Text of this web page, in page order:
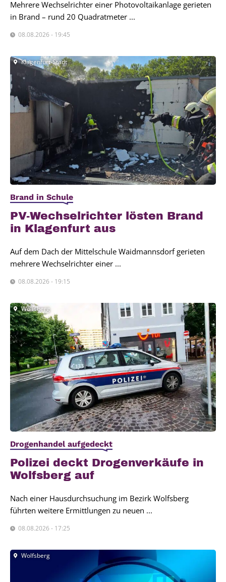
Mehrere Wechselrichter einer Photovoltaikanlage gerieten
in Brand – rund 20 Quadratmeter ...
08.08.2026 - 19:45
Klagenfurt-Stadt
Brand in Schule
PV-Wech­sel­rich­ter lös­ten Brand
in Kla­gen­furt aus
Auf dem Dach der Mittelschule Waidmannsdorf gerieten
mehrere Wechselrichter einer ...
08.08.2026 - 19:15
Wolfsberg
Drogenhandel aufgedeckt
Poli­zei deckt Dro­gen­ver­käu­fe in
Wolfs­berg auf
Nach einer Hausdurchsuchung im Bezirk Wolfsberg
führten weitere Ermittlungen zu neuen ...
08.08.2026 - 17:25
Wolfsberg